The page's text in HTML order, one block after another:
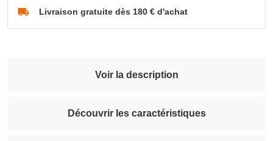
Livraison gratuite dès 180 € d'achat
Voir la description
Découvrir les caractéristiques